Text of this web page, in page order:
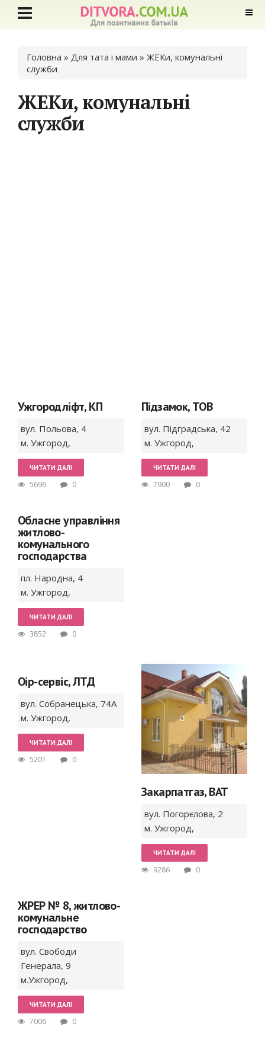
Ви є тут
Головна » Для тата і мами » ЖЕКи, комунальні
служби
ЖЕКи, комунальні
служби
Ужгородліфт, КП
вул. Польова, 4
м. Ужгород,
ЧИТАТИ ДАЛІ
5696 0
Підзамок, ТОВ
вул. Підградська, 42
м. Ужгород,
ЧИТАТИ ДАЛІ
7900 0
Обласне управління
житлово-
комунального
господарства
пл. Народна, 4
м. Ужгород,
ЧИТАТИ ДАЛІ
3852 0
Оір-сервіс, ЛТД
вул. Собранецька, 74А
м. Ужгород,
ЧИТАТИ ДАЛІ
5201 0
Закарпатгаз, ВАТ
вул. Погорєлова, 2
м. Ужгород,
ЧИТАТИ ДАЛІ
9286 0
ЖРЕР № 8, житлово-
комунальне
господарство
вул. Свободи
Генерала, 9
м.Ужгород,
ЧИТАТИ ДАЛІ
7006 0